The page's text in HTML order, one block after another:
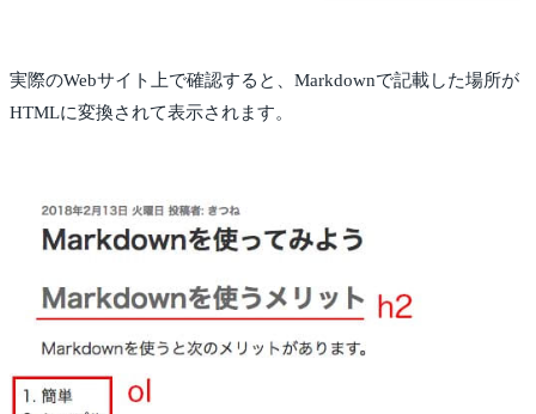
実際のWebサイト上で確認すると、Markdownで記載した場所が
HTMLに変換されて表示されます。